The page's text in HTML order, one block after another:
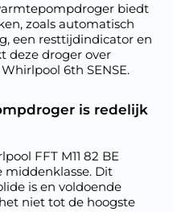
biedt
zoals automatisch
een resttijdindicator en
deze droger over
6th SENSE.
is redelijk
FFT M11 82 BE
Dit
is en voldoende
niet tot de hoogste